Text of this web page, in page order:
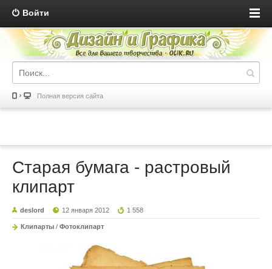
Войти
Полная версия сайта
Старая бумага - растровый
клипарт
deslord 12 января 2012 1 558
Клипарты / Фотоклипарт